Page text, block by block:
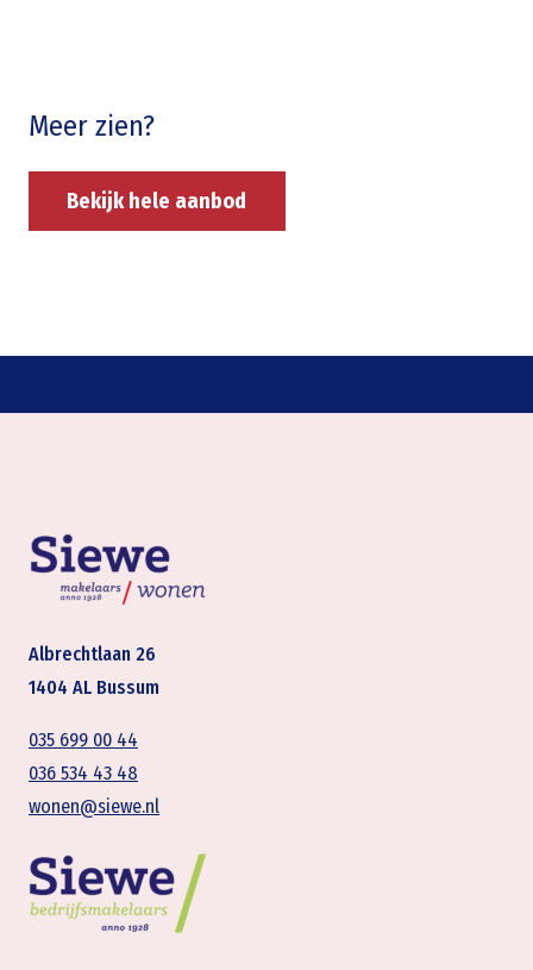
Meer zien?
Bekijk hele aanbod
Albrechtlaan 26
1404 AL Bussum
035 699 00 44
036 534 43 48
wonen@siewe.nl